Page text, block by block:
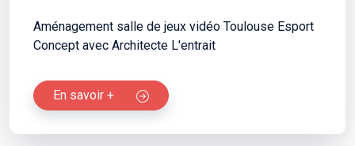
Aménagement salle de jeux vidéo Toulouse Esport
Concept avec Architecte L'entrait
En savoir +